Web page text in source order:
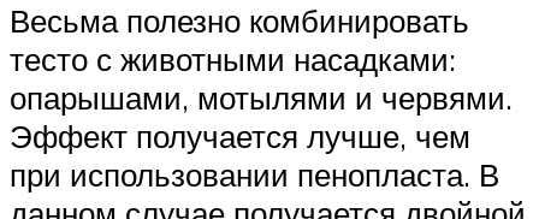
Весьма полезно комбинировать
тесто с животными насадками:
опарышами, мотылями и червями.
Эффект получается лучше, чем
при использовании пенопласта. В